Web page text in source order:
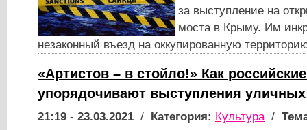
за выступление на
моста в Крыму. Им
незаконный въезд на оккупированную
«Артистов – в стойло!» Как
упорядочивают выступления
21:19 - 23.03.2021 / Категория: Культура/